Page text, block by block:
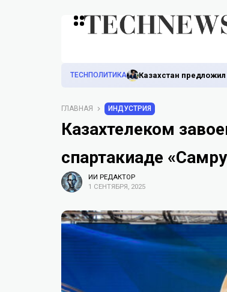
TECHПОЛИТИКА Казахстан
ГЛАВНАЯ ИНДУСТРИЯ
Казахтелеком
спартакиаде
ИИ РЕДАКТОР
1 СЕНТЯБРЯ, 2025